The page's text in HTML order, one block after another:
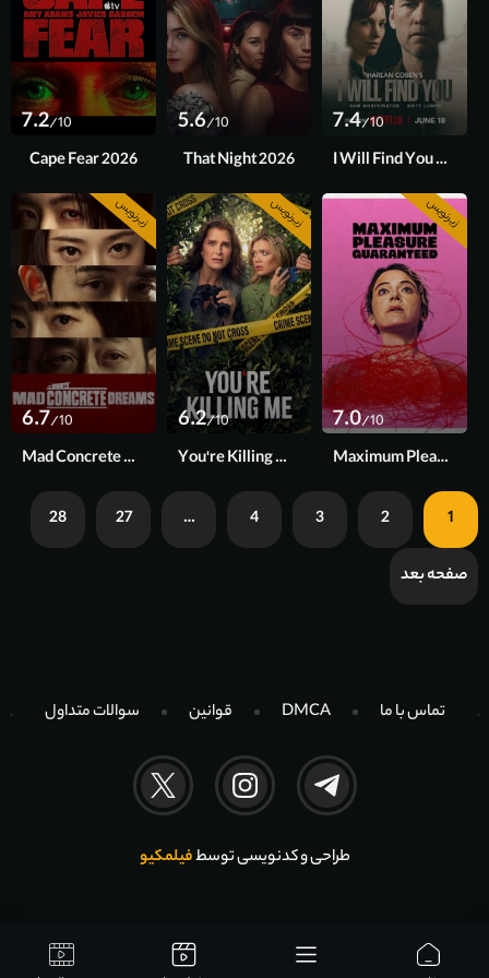
7.4/10
I Will Find You 2026
5.6/10
That Night 2026
7.2/10
Cape Fear 2026
زیرنویس
فصل 1
قسمت 10 آخر
7.0/10
Maximum Pleasure Guaranteed 2026
زیرنویس فصل 1
6.2/10
You're Killing Me 2026
زیرنویس
6.7/10
Mad Concrete Dreams 2026
1
2
3
4
…
27
28
صفحه بعد
تماس با ما DMCA قوانین سوالات متداول
طراحی و کدنویسی توسطفیلمکیو